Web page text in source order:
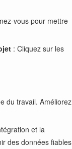
vous pour mettre
: Cliquez sur les
du travail. Améliorez
et la
des données fiables